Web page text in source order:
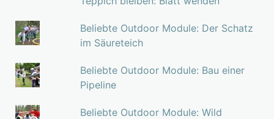
Beliebte Outdoor Module: Der Schatz
im Säureteich
Beliebte Outdoor Module: Bau einer
Pipeline
Beliebte Outdoor Module: Wild